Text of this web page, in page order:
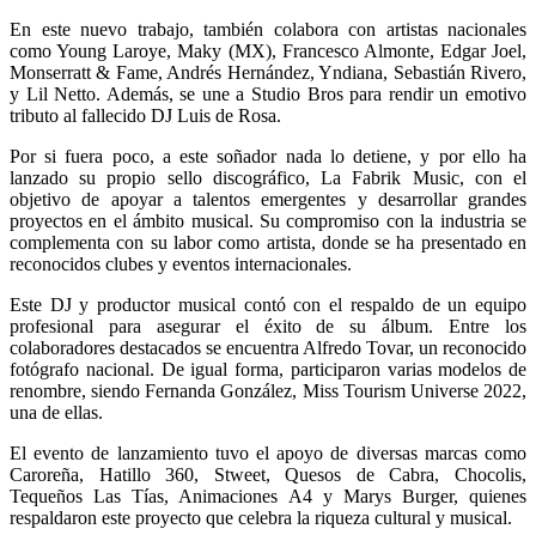
En este nuevo trabajo, también colabora con artistas nacionales
como Young Laroye, Maky (MX), Francesco Almonte, Edgar Joel,
Monserratt & Fame, Andrés Hernández, Yndiana, Sebastián Rivero,
y Lil Netto. Además, se une a Studio Bros para rendir un emotivo
tributo al fallecido DJ Luis de Rosa.
Por si fuera poco, a este soñador nada lo detiene, y por ello ha
lanzado su propio sello discográfico, La Fabrik Music, con el
objetivo de apoyar a talentos emergentes y desarrollar grandes
proyectos en el ámbito musical. Su compromiso con la industria se
complementa con su labor como artista, donde se ha presentado en
reconocidos clubes y eventos internacionales.
Este DJ y productor musical contó con el respaldo de un equipo
profesional para asegurar el éxito de su álbum. Entre los
colaboradores destacados se encuentra Alfredo Tovar, un reconocido
fotógrafo nacional. De igual forma, participaron varias modelos de
renombre, siendo Fernanda González, Miss Tourism Universe 2022,
una de ellas.
El evento de lanzamiento tuvo el apoyo de diversas marcas como
Caroreña, Hatillo 360, Stweet, Quesos de Cabra, Chocolis,
Tequeños Las Tías, Animaciones A4 y Marys Burger, quienes
respaldaron este proyecto que celebra la riqueza cultural y musical.